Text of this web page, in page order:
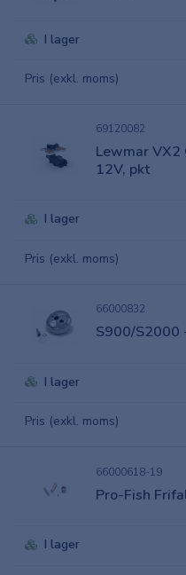
I lager
Pris (exkl. moms)
69120082
Lewmar
12V, pkt
I lager
Pris (exkl. moms)
66000832
S900/S2000
I lager
Pris (exkl. moms)
66000618-19
Pro-Fish
I lager